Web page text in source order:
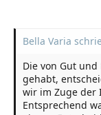
Bella Varia
Die von Gut
gehabt,
wir im Zuge der
Entsprechend